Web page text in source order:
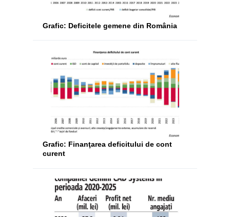
Grafic: Deficitele gemene din România
Grafic: Finanţarea deficitului de cont
curent